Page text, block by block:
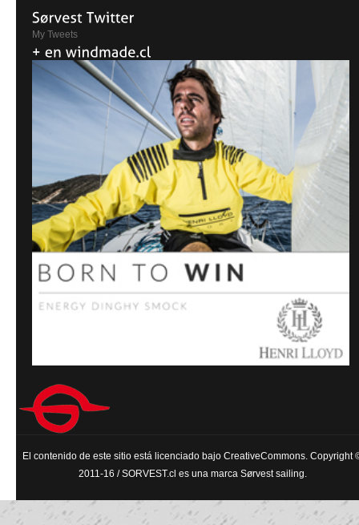
My Tweets
El contenido de este sitio está licenciado bajo CreativeCommons. Copyright
2011-16 / SORVEST.cl es una marca Sørvest sailing.